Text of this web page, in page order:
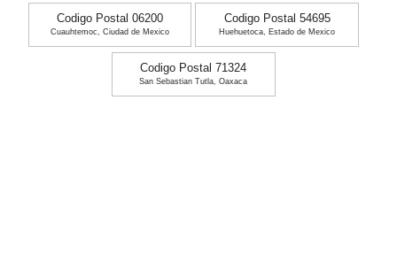
Codigo Postal 06200
Cuauhtemoc, Ciudad de Mexico
Codigo Postal 54695
Huehuetoca, Estado de Mexico
Codigo Postal 71324
San Sebastian Tutla, Oaxaca